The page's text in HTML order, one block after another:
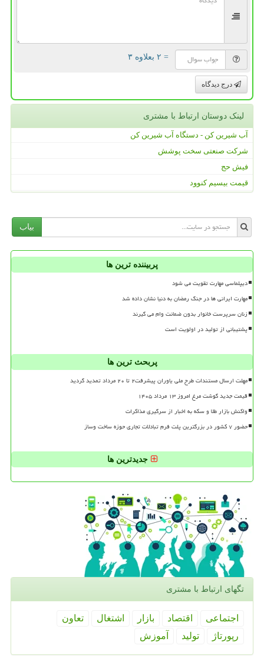
= ۲ بعلاوه ۳
درج دیدگاه
لینک دوستان ارتباط با مشتری
آب شیرین کن - دستگاه آب شیرین کن
شرکت صنعتی سخت پوشش
فیش حج
قیمت بیسیم کنوود
بیاب
پربیننده ترین ها
دیپلماسی مهارت تقویت می شود
مهارت ایرانی ها در جنگ رمضان به دنیا نشان داده شد
زنان سرپرست خانوار بدون ضمانت وام می گیرند
پشتیبانی از تولید در اولویت است
پربحث ترین ها
مهلت ارسال مستندات طرح ملی یاوران پیشرفت۲ تا ۲۰ مرداد تمدید گردید
قیمت جدید گوشت مرغ امروز ۱۳ مرداد ۱۴۰۵
واکنش بازار طلا و سکه به اخبار از سرگیری مذاکرات
حضور ۷ کشور در بزرگترین پلت فرم تبادلات تجاری حوزه ساخت وساز
جدیدترین ها
تگهای ارتباط با مشتری
اجتماعی اقتصاد بازار اشتغال
تعاون
رپورتاژ
تولید آموزش